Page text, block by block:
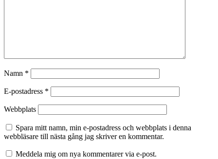
Namn *
E-postadress *
Webbplats
Spara mitt namn, min e-postadress och webbplats i denna
webbläsare till nästa gång jag skriver en kommentar.
Meddela mig om nya kommentarer via e-post.